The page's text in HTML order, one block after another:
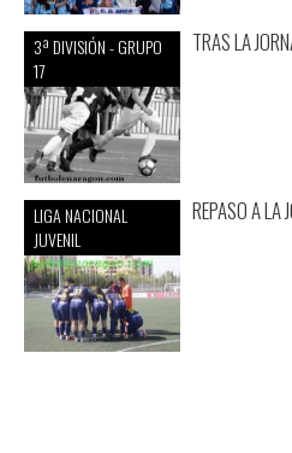
3ª DIVISIÓN - GRUPO
17
TRAS LA
LIGA NACIONAL
JUVENIL
REPASO A LA